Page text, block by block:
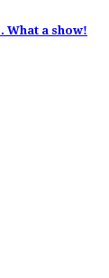
What a show!